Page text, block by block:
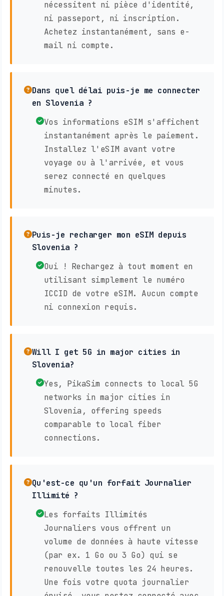
nécessitent ni pièce d'identité,
ni passeport, ni inscription.
Achetez instantanément, sans e-
mail ni compte.
Dans quel délai puis-je me connecter
en Slovenia ?
Vos informations eSIM s'affichent
instantanément après le paiement.
Installez l'eSIM avant votre
voyage ou à l'arrivée, et vous
serez connecté en quelques
minutes.
Puis-je recharger mon eSIM depuis
Slovenia ?
Oui ! Rechargez à tout moment en
utilisant simplement le numéro
ICCID de votre eSIM. Aucun compte
ni connexion requis.
Will I get 5G in major cities in
Slovenia?
Yes, PikaSim connects to local 5G
networks in major cities in
Slovenia, offering speeds
comparable to local fiber
connections.
Qu'est-ce qu'un forfait Journalier
Illimité ?
Les forfaits Illimités
Journaliers vous offrent un
volume de données à haute vitesse
(par ex. 1 Go ou 3 Go) qui se
renouvelle toutes les 24 heures.
Une fois votre quota journalier